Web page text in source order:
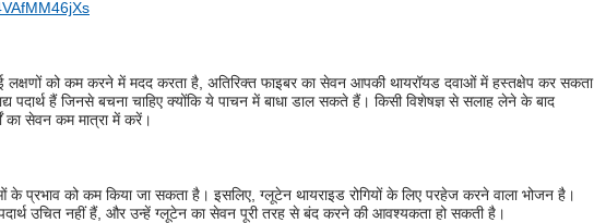
लक्षणों को कम करने में मदद करता है, अतिरिक्त फाइबर का सेवन आपकी थायरॉयड दवाओं में हस्तक्षेप कर सकता
पदार्थ हैं जिनसे बचना चाहिए क्योंकि ये पाचन में बाधा डाल सकते हैं। किसी विशेषज्ञ से सलाह लेने के बाद
का सेवन कम मात्रा में करें।
के प्रभाव को कम किया जा सकता है। इसलिए, ग्लूटेन थायराइड रोगियों के लिए परहेज करने वाला भोजन है।
उचित नहीं हैं, और उन्हें ग्लूटेन का सेवन पूरी तरह से बंद करने की आवश्यकता हो सकती है।